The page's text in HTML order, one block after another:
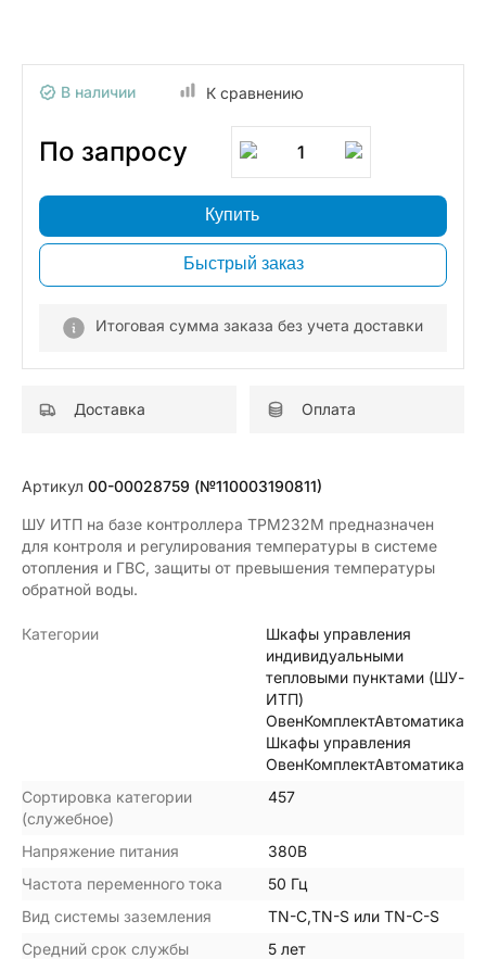
В наличии К сравнению
По запросу 1
Купить
Быстрый заказ
Итоговая сумма заказа без учета доставки
Доставка Оплата
Артикул 00-00028759 (№110003190811)
ШУ ИТП на базе контроллера ТРМ232М предназначен
для контроля и регулирования температуры в системе
отопления и ГВС, защиты от превышения температуры
обратной воды.
Категории
Шкафы управления
индивидуальными
тепловыми пунктами (ШУ-
ИТП)
ОвенКомплектАвтоматика
Шкафы управления
ОвенКомплектАвтоматика
Сортировка категории
(служебное)
457
Напряжение питания
380В
Частота переменного тока
50 Гц
Вид системы заземления
TN-C,TN-S или TN-C-S
Средний срок службы
5 лет